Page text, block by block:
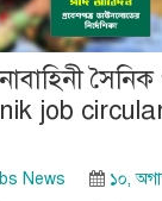
job
News ১০,